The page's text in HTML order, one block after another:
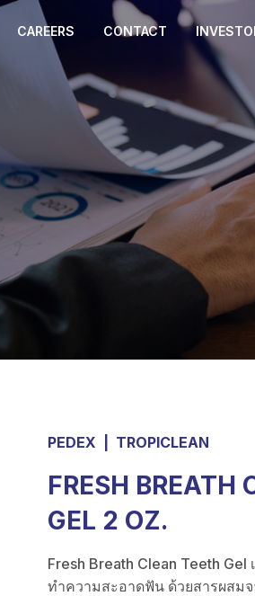
CAREERS CONTACT
PEDEX TROPICLEAN
FRESH BREATH
GEL 2 OZ.
Fresh Breath Clean Teeth Gel
ทำความสะอาดฟัน ด้วยสารผส